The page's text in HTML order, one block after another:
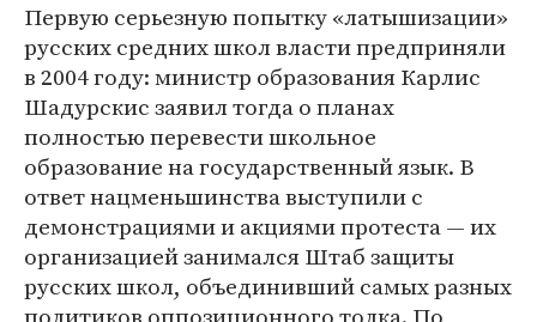
Первую серьезную попытку «латышизации»
русских средних школ власти предприняли
в 2004 году: министр образования Карлис
Шадурскис заявил тогда о планах
полностью перевести школьное
образование на государственный язык. В
ответ нацменьшинства выступили с
демонстрациями и акциями протеста — их
организацией занимался Штаб защиты
русских школ, объединивший самых разных